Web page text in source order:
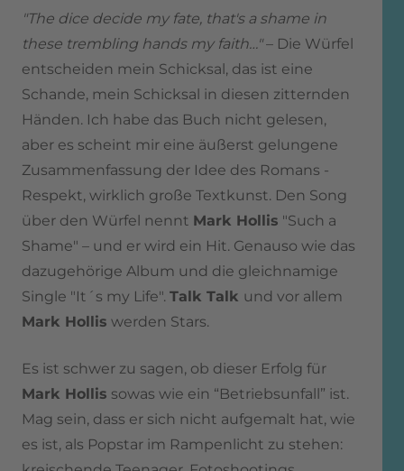
"The dice decide my fate, that's a shame in
these trembling hands my faith…"– Die Würfel
entscheiden mein Schicksal, das ist eine
Schande, mein Schicksal in diesen zitternden
Händen. Ich habe das Buch nicht gelesen,
aber es scheint mir eine äußerst gelungene
Zusammenfassung der Idee des Romans -
Respekt, wirklich große Textkunst. Den Song
über den Würfel nennt Mark Hollis "Such a
Shame" – und er wird ein Hit. Genauso wie das
dazugehörige Album und die gleichnamige
Single "It´s my Life". Talk Talk und vor allem
Mark Hollis werden Stars.
Es ist schwer zu sagen, ob dieser Erfolg für
Mark Hollis sowas wie ein “Betriebsunfall” ist.
Mag sein, dass er sich nicht aufgemalt hat, wie
es ist, als Popstar im Rampenlicht zu stehen: